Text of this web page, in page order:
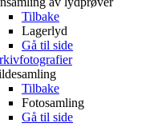
Tilbake
Lagerlyd
Gå til side
Tilbake
Fotosamling
Gå til side